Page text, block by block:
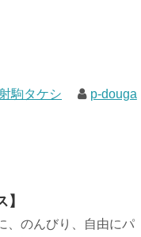
射駒タケシ p-douga
、のんびり、自由にパ